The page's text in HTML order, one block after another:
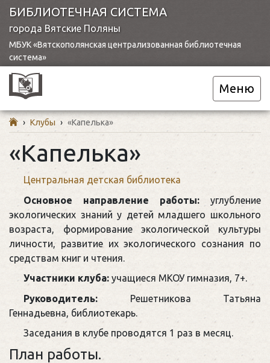
БИБЛИОТЕЧНАЯ СИСТЕМА
города Вятские Поляны
МБУК «Вятскополянская централизованная библиотечная
система»
Меню
› Клубы › «Капелька»
«Капелька»
Центральная детская библиотека
Основное направление работы: углубление
экологических знаний у детей младшего школьного
возраста, формирование экологической культуры
личности, развитие их экологического сознания по
средствам книг и чтения.
Участники клуба: учащиеся МКОУ гимназия, 7+.
Руководитель: Решетникова Татьяна
Геннадьевна, библиотекарь.
Заседания в клубе проводятся 1 раз в месяц.
План работы.